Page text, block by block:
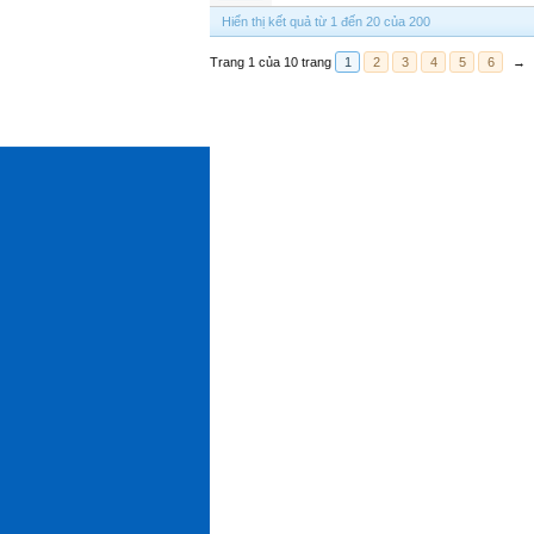
Hiển thị kết quả từ 1 đến 20 của 200
Trang 1 của 10 trang 1 2 3 4 5 6 →